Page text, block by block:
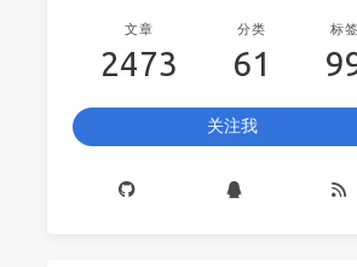
文章
2473
分类
61
标
关注我